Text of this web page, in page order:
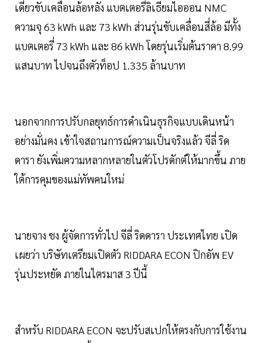
เดี่ยวขับเคลื่อนล้อหลัง แบตเตอรี่ลิเธียมไอออน NMC
ความจุ 63 kWh และ 73 kWh ส่วนรุ่นขับเคลื่อนสี่ล้อ มีทั้ง
แบตเตอรี่ 73 kWh และ 86 kWh โดยรุ่นเริ่มต้นราคา 8.99
แสนบาท ไปจนถึงตัวท็อป 1.335 ล้านบาท
นอกจากการปรับกลยุทธ์การดำเนินธุรกิจแบบเดินหน้า
อย่างมั่นคง เข้าใจสถานการณ์ความเป็นจริงแล้ว จีลี่ ริด
ดารา ยังเพิ่มความหลากหลายในตัวโปรดักต์ให้มากขึ้น ภาย
ใต้การคุมของแม่ทัพคนใหม่
นายจาง ชง ผู้จัดการทั่วไป จีลี่ ริดดารา ประเทศไทย เปิด
เผยว่า บริษัทเตรียมเปิดตัว RIDDARA ECON ปิกอัพ EV
รุ่นประหยัด ภายในไตรมาส 3 ปีนี้
สำหรับ RIDDARA ECON จะปรับสเปกให้ตรงกับการใช้งาน